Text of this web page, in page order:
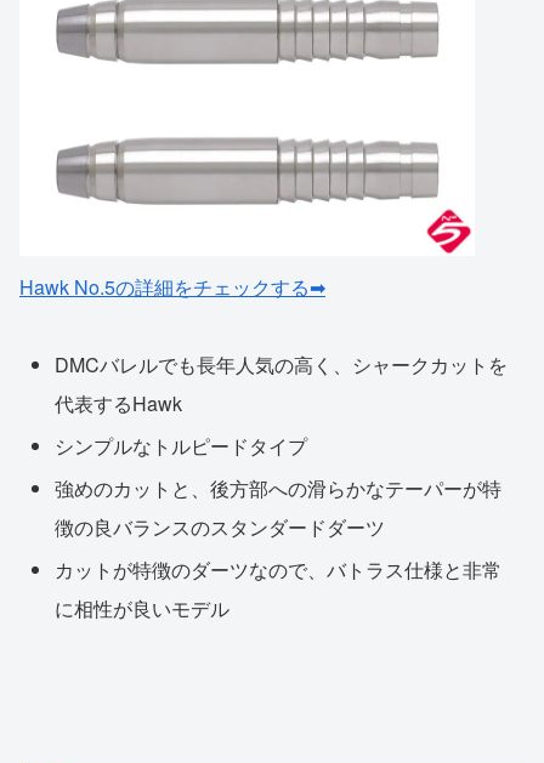
Hawk No.5の詳細をチェックする➡
DMCバレルでも長年人気の高く、シャークカットを
代表するHawk
シンプルなトルピードタイプ
強めのカットと、後方部への滑らかなテーパーが特
徴の良バランスのスタンダードダーツ
カットが特徴のダーツなので、バトラス仕様と非常
に相性が良いモデル